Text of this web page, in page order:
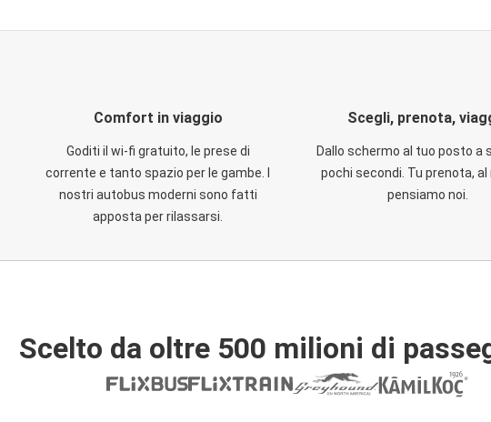
Comfort in viaggio
Goditi il wi-fi gratuito, le prese di
corrente e tanto spazio per le gambe. I
nostri autobus moderni sono fatti
apposta per rilassarsi.
Scegli, prenota,
Dallo schermo al tuo posto a
pochi secondi. Tu prenota,
pensiamo noi.
Scelto da oltre 500 milioni di